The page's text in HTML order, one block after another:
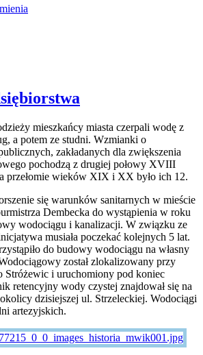
mieszkańcy miasta czerpali wodę z
a potem ze studni. Wzmianki o
zakładanych dla zwiększenia
pochodzą z drugiej połowy XVIII
przełomie wieków XIX i XX było ich 12.
się warunków sanitarnych w mieście
Dembecka do wystąpienia w roku
wodociągu i kanalizacji. W związku ze
musiała poczekać kolejnych 5 lat.
do budowy wodociągu na własny
został zlokalizowany przy
Stróżewic i uruchomiony pod koniec
retencyjny wody czystej znajdował się na
dzisiejszej ul. Strzeleckiej. Wodociągi
artezyjskich.